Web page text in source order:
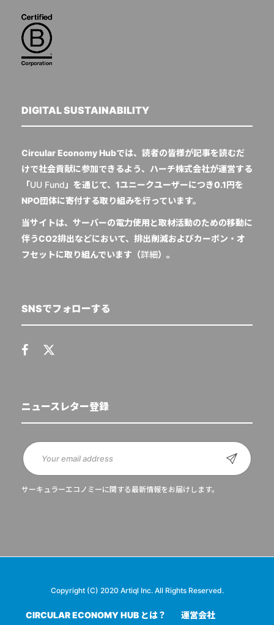
DIGITAL SUSTAINABILITY
Circular Economy Hubでは、読者の皆様が記事を読むだ
けで社会貢献に参加できるよう、ハーチ株式会社が運営する
「UU Fund 」を通じて、1ユニークユーザーにつき0.1円を
NPO団体に寄付する取り組みを行っています。
当サイトは、サーバーの電力使用と取材活動のための移動に
伴うCO2排出などにおいて、排出削減およびカーボン・オ
フセットに取り組んでいます（詳細）。
SNSでフォローする
ニュースレター登録
サーキュラーエコノミーに関する最新情報をお届けします。
Copyright (C) 2020 Artiql Inc. All Rights Reserved.
CIRCULAR ECONOMY HUB とは？ 運営会社